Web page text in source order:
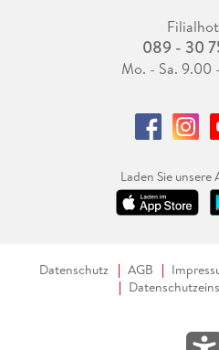
089 - 30
Mo. - Sa. 9.00
Laden Sie unsere
Datenschutz AGB